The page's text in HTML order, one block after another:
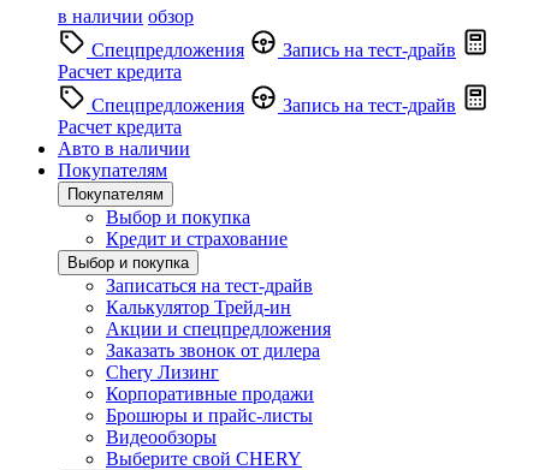
в наличии обзор
Спецпредложения
Запись на тест-драйв
Расчет кредита
Спецпредложения
Запись на тест-драйв
Расчет кредита
Авто в наличии
Покупателям
Покупателям
Выбор и покупка
Кредит и страхование
Выбор и покупка
Записаться на тест-драйв
Калькулятор Трейд-ин
Акции и спецпредложения
Заказать звонок от дилера
Chery Лизинг
Корпоративные продажи
Брошюры и прайс-листы
Видеообзоры
Выберите свой CHERY